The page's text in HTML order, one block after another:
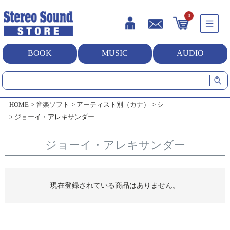
0
BOOK MUSIC AUDIO
HOME 音楽ソフト アーティスト別（カナ）
シ
ジョーイ・アレキサンダー
ジョーイ・アレキサンダー
現在登録されている商品はありません。